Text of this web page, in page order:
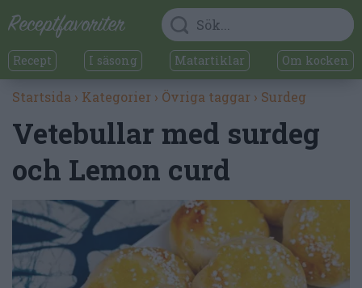
Recept I säsong Matartiklar Om kocken
Startsida › Kategorier › Övriga taggar › Surdeg
Vetebullar med surdeg
och Lemon curd